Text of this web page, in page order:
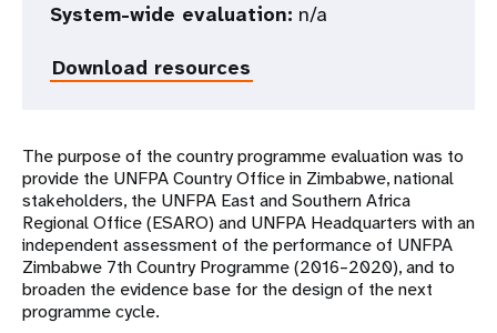
System-wide evaluation: n/a
Download resources
The purpose of the country programme evaluation was to
provide the UNFPA Country Office in Zimbabwe, national
stakeholders, the UNFPA East and Southern Africa
Regional Office (ESARO) and UNFPA Headquarters with an
independent assessment of the performance of UNFPA
Zimbabwe 7th Country Programme (2016–2020), and to
broaden the evidence base for the design of the next
programme cycle.